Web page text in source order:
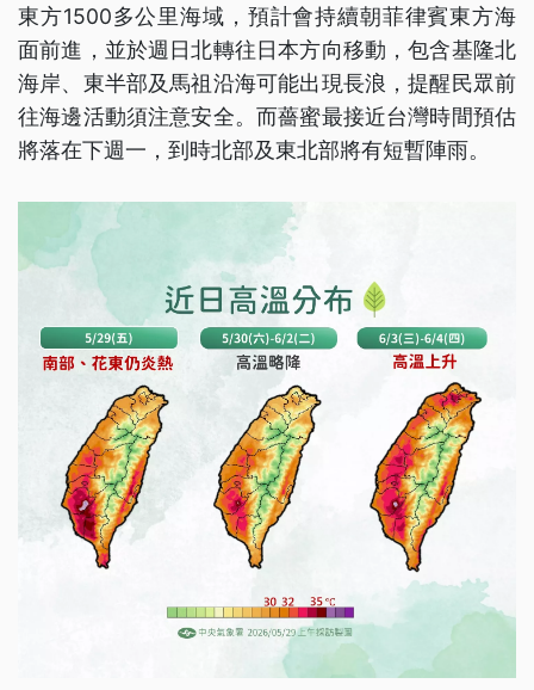
東方1500多公里海域，預計會持續朝菲律賓東方海
面前進，並於週日北轉往日本方向移動，包含基隆北
海岸、東半部及馬祖沿海可能出現長浪，提醒民眾前
往海邊活動須注意安全。而薔蜜最接近台灣時間預估
將落在下週一，到時北部及東北部將有短暫陣雨。